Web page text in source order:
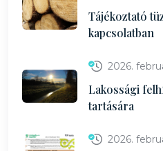
Tájékoztató
kapcsolatban
2026.
Lakossági
tartására
2026.